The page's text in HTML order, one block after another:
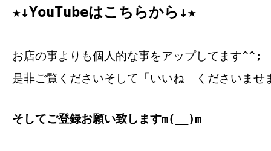
★↓YouTubeはこちらから↓★
お店の事よりも個人的な事をアップしてます^^;
是非ご覧くださいそして「いいね」くださいませ
そしてご登録お願い致しますm(__)m